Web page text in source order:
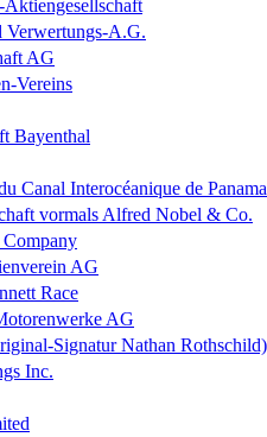
Verwertungs-A.G.
AG
Vereins
Bayenthal
Canal Interocéanique de
vormals Alfred Nobel & Co.
AG
Race
AG
Signatur Nathan Rothschild)
Inc.